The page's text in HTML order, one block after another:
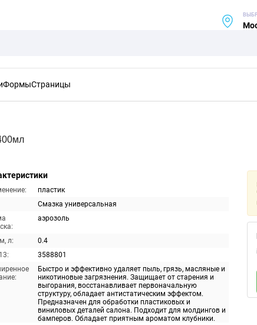
ФормыСтраницы
пластик
Смазка универсальная
аэрозоль
л:
0.4
3588801
Быстро и эффективно удаляет пыль, грязь, масляные и
никотиновые загрязнения. Защищает от старения и
выгорания, восстанавливает первоначальную
структуру, обладает антистатическим эффектом.
Предназначен для обработки пластиковых и
виниловых деталей салона. Подходит для молдингов и
бамперов. Обладает приятным ароматом клубники.